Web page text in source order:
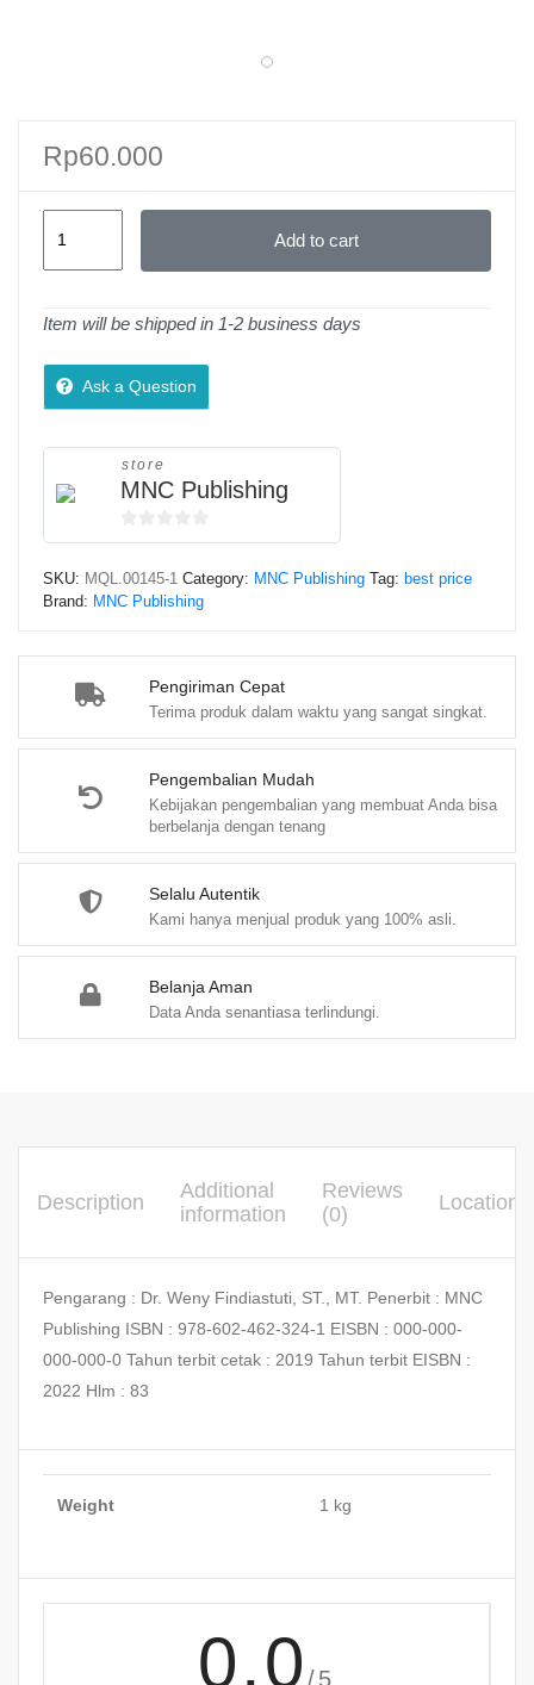
Pengiriman Cepat
Terima produk dalam waktu yang sangat singkat.
Pengembalian Mudah
Kebijakan pengembalian yang membuat Anda bisa
berbelanja dengan tenang
Selalu Autentik
Kami hanya menjual produk yang 100% asli.
Belanja Aman
Data Anda senantiasa terlindungi.
Rp60.000
Efficiency
Add to cart
Item will be shipped in 1-2 business days
Ask a Question
store
MNC Publishing
0
SKU: MQL.00145-1 Category: MNC Publishing Tag: best price
Brand: MNC Publishing
Description
Additional
information
Reviews
(0)
Location
Pengarang : Dr. Weny Findiastuti, ST., MT. Penerbit : MNC
Publishing ISBN : 978-602-462-324-1 EISBN : 000-000-
000-000-0 Tahun terbit cetak : 2019 Tahun terbit EISBN :
2022 Hlm : 83
Weight 1 kg
0.0 /5